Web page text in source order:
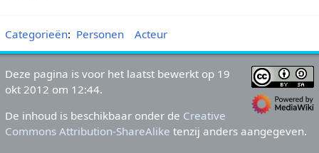
Categorieën: Personen Acteur
Deze pagina is voor het laatst bewerkt op 19
okt 2012 om 12:44.
De inhoud is beschikbaar onder de Creative
Commons Attribution-ShareAlike tenzij anders aangegeven.